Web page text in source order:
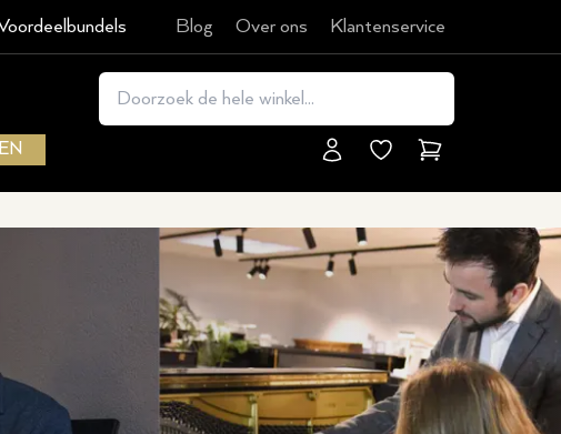
Blog Over ons Klantenservice
Winkelmand